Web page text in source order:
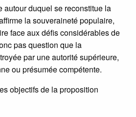
autour duquel se reconstitue la
la souveraineté populaire,
face aux défis considérables de
pas question que la
par une autorité supérieure,
ou présumée compétente.
objectifs de la proposition